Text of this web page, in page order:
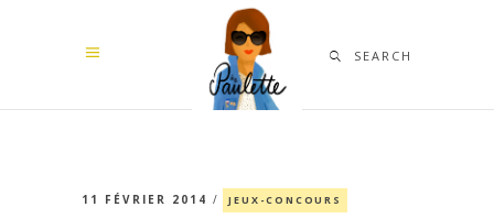
SEARCH
11 FÉVRIER 2014 JEUX-CONCOURS